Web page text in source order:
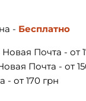
- Бесплатно
Почта - от
Почта - от
- от 170 грн